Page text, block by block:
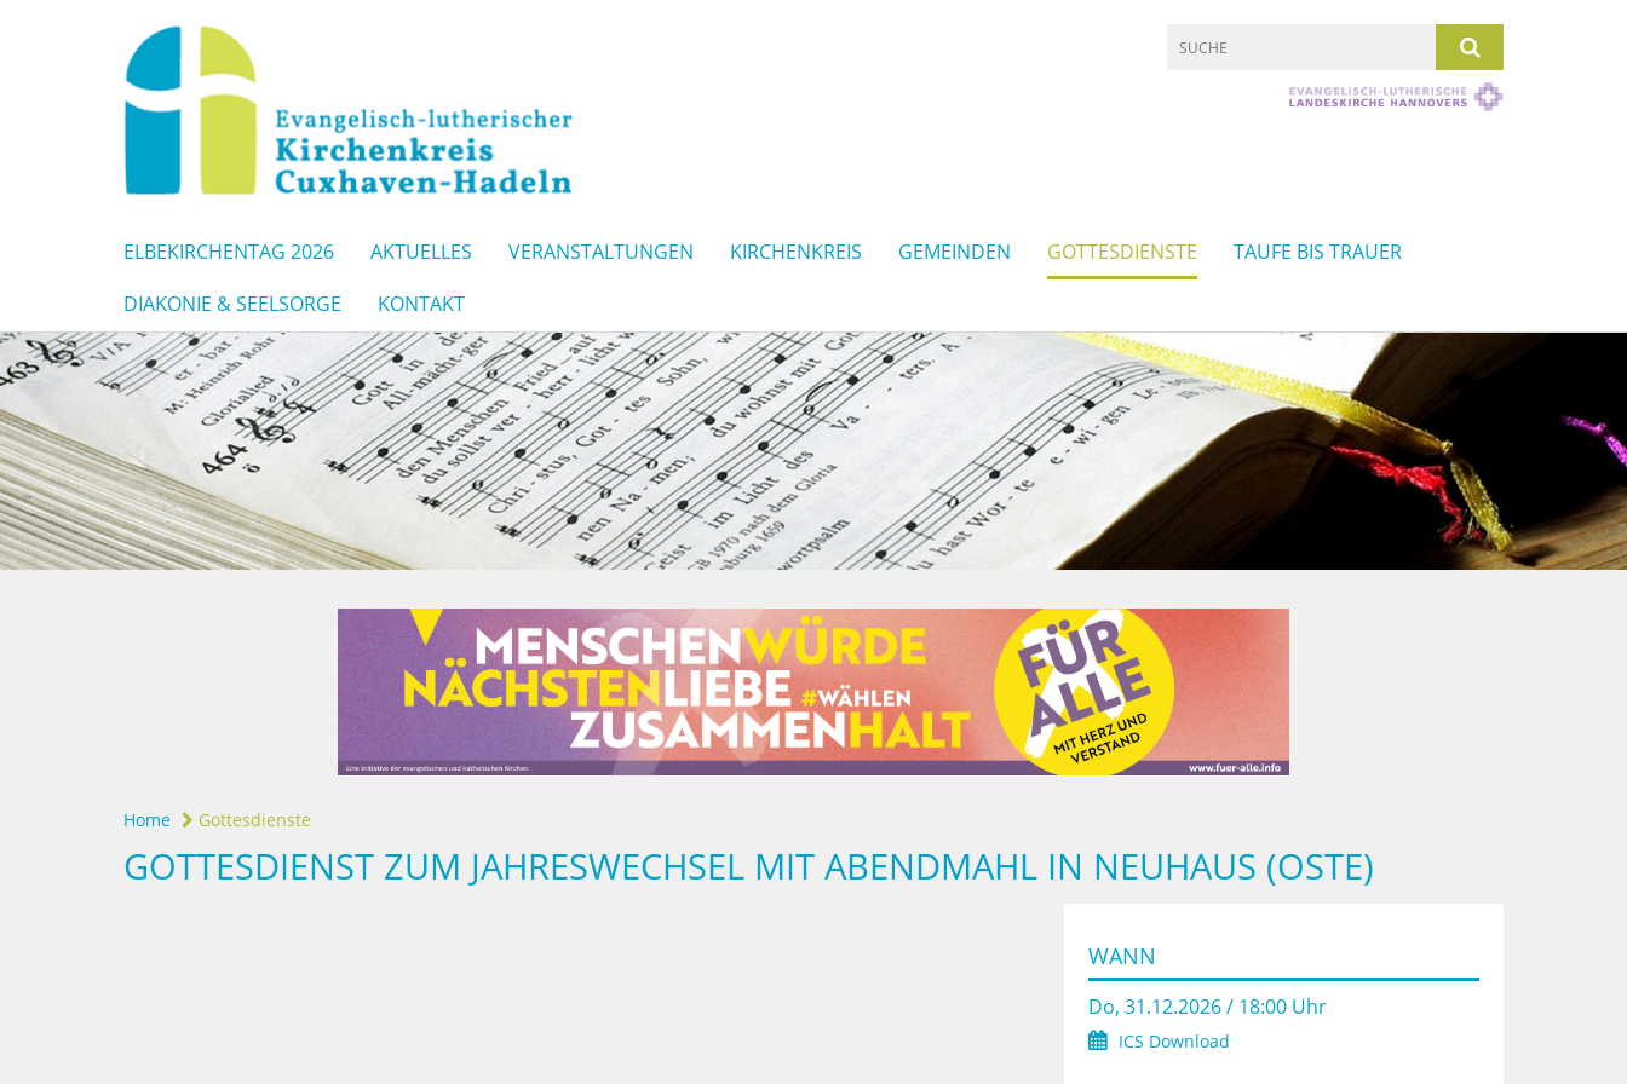
ELBEKIRCHENTAG 2026 AKTUELLES VERANSTALTUNGEN KIRCHENKREIS GEMEINDEN GOTTESDIENSTE
TAUFE BIS TRAUER
DIAKONIE & SEELSORGE
KONTAKT
Home Gottesdienste
GOTTESDIENST ZUM JAHRESWECHSEL MIT ABENDMAHL IN NEUHAUS (OSTE)
WANN
Do, 31.12.2026 / 18:00 Uhr
ICS Download